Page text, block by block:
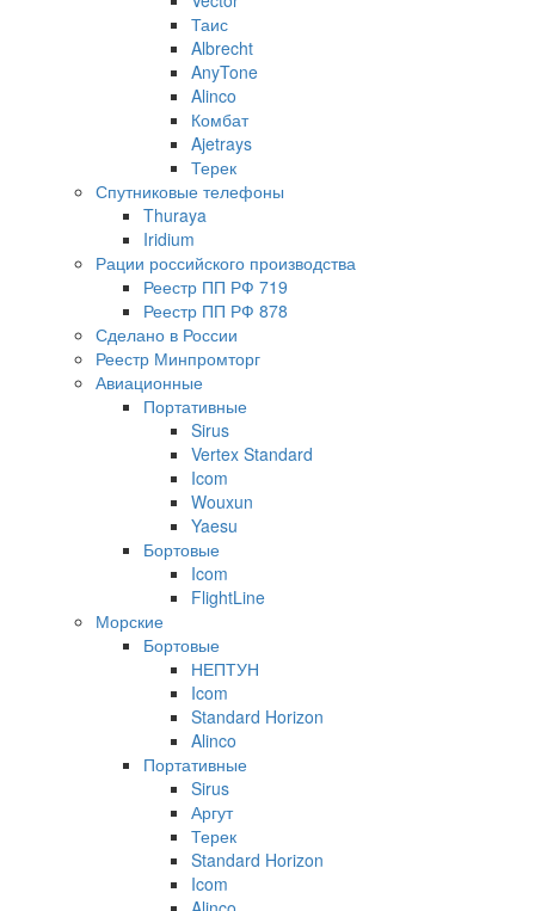
Таис
Albrecht
AnyTone
Alinco
Комбат
Ajetrays
Терек
Спутниковые телефоны
Thuraya
Iridium
Рации российского производства
Реестр ПП РФ 719
Реестр ПП РФ 878
Сделано в России
Реестр Минпромторг
Авиационные
Портативные
Sirus
Vertex Standard
Icom
Wouxun
Yaesu
Бортовые
Icom
FlightLine
Морские
Бортовые
НЕПТУН
Icom
Standard Horizon
Alinco
Портативные
Sirus
Аргут
Терек
Standard Horizon
Icom